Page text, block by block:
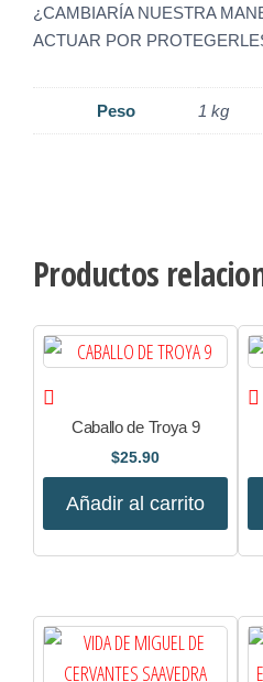
¿CAMBIARÍA NUESTRA
ACTUAR POR
Peso 1 kg
Productos
Caballo de Troya 9
$25.90
Añadir al carrito